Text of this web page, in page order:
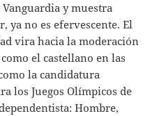
y muestra
ya no es efervescente. El
vira hacia la moderación
el castellano en las
la candidatura
los Juegos Olímpicos de
Hombre,